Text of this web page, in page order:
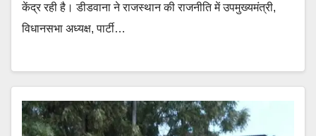
केंद्र रही है। डीडवाना ने राजस्थान की राजनीति में उपमुख्यमंत्री,
विधानसभा अध्यक्ष, पार्टी…